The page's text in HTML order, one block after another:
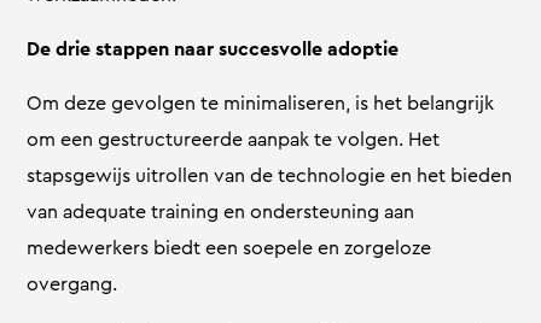
De drie stappen naar succesvolle adoptie
Om deze gevolgen te minimaliseren, is het belangrijk
om een gestructureerde aanpak te volgen. Het
stapsgewijs uitrollen van de technologie en het bieden
van adequate training en ondersteuning aan
medewerkers biedt een soepele en zorgeloze
overgang.